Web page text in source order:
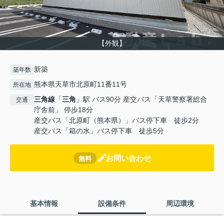
【外観】
築年数 新築
所在地 熊本県天草市北原町11番11号
交通 三角線 「三角 」駅 バス90分 産交バス「天草警察署総合
庁舎前」 停歩18分
産交バス「北原町（熊本県）」バス停下車 徒歩2分
産交バス「箱の水」バス停下車 徒歩5分
無料 お問い合わせ
基本情報 設備条件 周辺環境